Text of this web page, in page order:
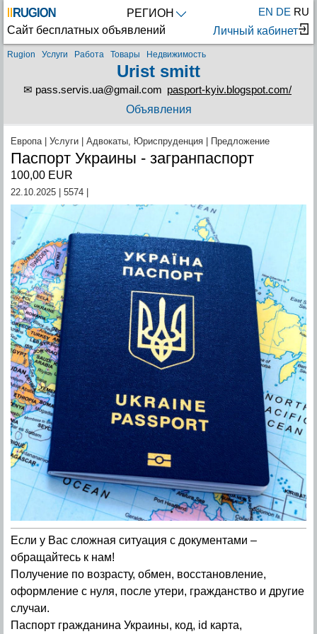
РЕГИОН EN DE RU
Сайт бесплатных объявлений
Личный кабинет
Rugion Услуги Работа Товары Недвижимость
Urist smitt
✉ pass.servis.ua@gmail.com pasport-kyiv.blogspot.com/
Объявления
Европа | Услуги | Адвокаты, Юриспруденция | Предложение
Паспорт Украины - загранпаспорт
100,00 EUR
22.10.2025 | 5574 |
Если у Вас сложная ситуация с документами –
обращайтесь к нам!
Получение по возрасту, обмен, восстановление,
оформление с нуля, после утери, гражданство и другие
случаи.
Паспорт гражданина Украины, код, id карта,